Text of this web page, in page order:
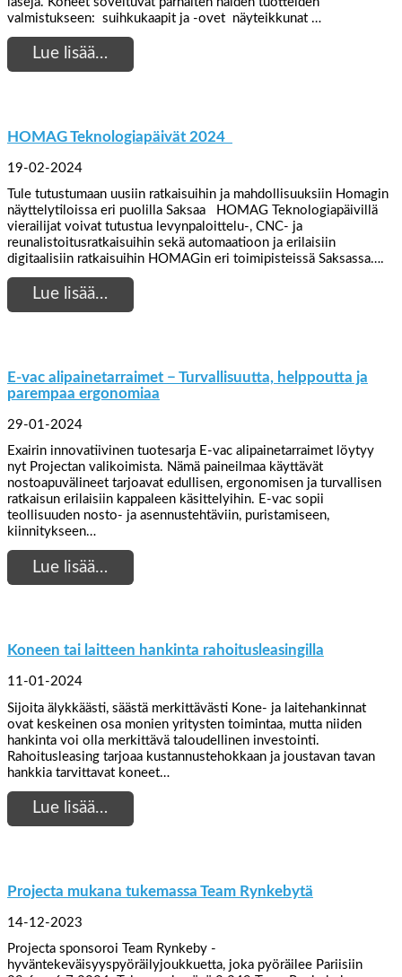
valmistukseen: suihkukaapit ja -ovet näyteikkunat …
Lue lisää…
HOMAG Teknologiapäivät 2024
19-02-2024
Tule tutustumaan uusiin ratkaisuihin ja mahdollisuuksiin Homagin
näyttelytiloissa eri puolilla Saksaa HOMAG Teknologiapäivillä
vierailijat voivat tutustua levynpaloittelu-, CNC- ja
reunalistoitusratkaisuihin sekä automaatioon ja erilaisiin
digitaalisiin ratkaisuihin HOMAGin eri toimipisteissä Saksassa….
Lue lisää…
E-vac alipainetarraimet − Turvallisuutta, helppoutta ja
parempaa ergonomiaa
29-01-2024
Exairin innovatiivinen tuotesarja E-vac alipainetarraimet löytyy
nyt Projectan valikoimista. Nämä paineilmaa käyttävät
nostoapuvälineet tarjoavat edullisen, ergonomisen ja turvallisen
ratkaisun erilaisiin kappaleen käsittelyihin. E-vac sopii
teollisuuden nosto- ja asennustehtäviin, puristamiseen,
kiinnitykseen…
Lue lisää…
Koneen tai laitteen hankinta rahoitusleasingilla
11-01-2024
Sijoita älykkäästi, säästä merkittävästi Kone- ja laitehankinnat
ovat keskeinen osa monien yritysten toimintaa, mutta niiden
hankinta voi olla merkittävä taloudellinen investointi.
Rahoitusleasing tarjoaa kustannustehokkaan ja joustavan tavan
hankkia tarvittavat koneet…
Lue lisää…
Projecta mukana tukemassa Team Rynkebytä
14-12-2023
Projecta sponsoroi Team Rynkeby -
hyväntekeväisyyspyöräilyjoukkuetta, joka pyöräilee Pariisiin